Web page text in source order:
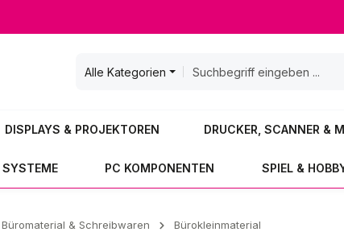
Alle Kategorien
DISPLAYS & PROJEKTOREN DRUCKER, SCANNER &
SYSTEME PC KOMPONENTEN SPIEL &
Büromaterial & Schreibwaren Bürokleinmaterial